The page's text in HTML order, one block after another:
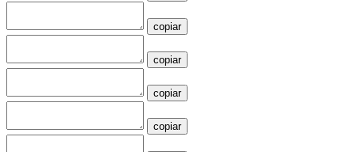
copiar
copiar
copiar
copiar